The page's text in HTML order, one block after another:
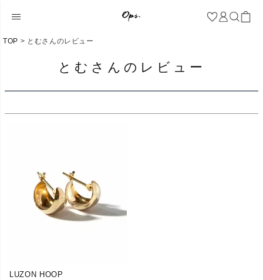
TOP とむさんのレビュー
とむさんのレビュー
LUZON HOOP